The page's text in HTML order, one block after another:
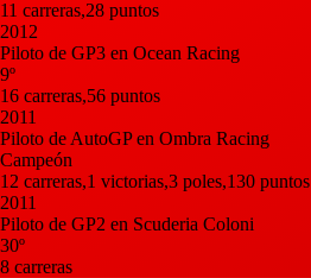
11 carreras,28 puntos
2012
Piloto de GP3 en Ocean Racing
9º
16 carreras,56 puntos
2011
Piloto de AutoGP en Ombra Racing
Campeón
12 carreras,1 victorias,3 poles,130 puntos
2011
Piloto de GP2 en Scuderia Coloni
30º
8 carreras